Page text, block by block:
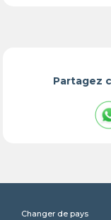
Partagez
Changer de pays